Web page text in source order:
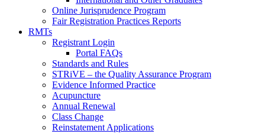
Online Jurisprudence Program
Fair Registration Practices Reports
RMTs
Registrant Login
Portal FAQs
Standards and Rules
STRiVE – the Quality Assurance Program
Evidence Informed Practice
Acupuncture
Annual Renewal
Class Change
Reinstatement Applications